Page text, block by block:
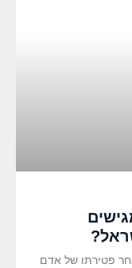
פטירתו של אדם